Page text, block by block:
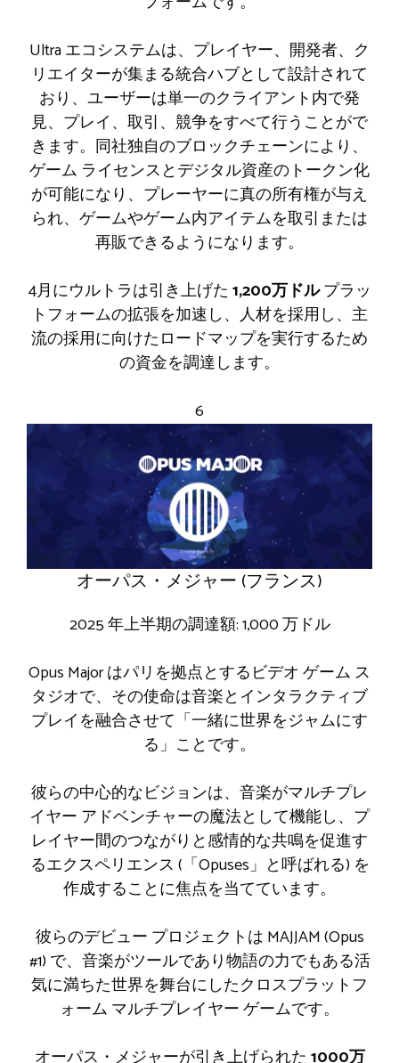
Ultra エコシステムは、プレイヤー、開発者、ク
リエイターが集まる統合ハブとして設計されて
おり、ユーザーは単一のクライアント内で発
見、プレイ、取引、競争をすべて行うことがで
きます。同社独自のブロックチェーンにより、
ゲーム ライセンスとデジタル資産のトークン化
が可能になり、プレーヤーに真の所有権が与え
られ、ゲームやゲーム内アイテムを取引または
再販できるようになります。
4月にウルトラは引き上げた1,200万ドルプラッ
トフォームの拡張を加速し、人材を採用し、主
流の採用に向けたロードマップを実行するため
の資金を調達します。
6
オーパス・メジャー (フランス)
2025 年上半期の調達額: 1,000 万ドル
Opus Major はパリを拠点とするビデオ ゲーム ス
タジオで、その使命は音楽とインタラクティブ
プレイを融合させて「一緒に世界をジャムにす
る」ことです。
彼らの中心的なビジョンは、音楽がマルチプレ
イヤー アドベンチャーの魔法として機能し、プ
レイヤー間のつながりと感情的な共鳴を促進す
るエクスペリエンス (「Opuses」と呼ばれる) を
作成することに焦点を当てています。
彼らのデビュー プロジェクトは MAJJAM (Opus
#1) で、音楽がツールであり物語の力でもある活
気に満ちた世界を舞台にしたクロスプラットフ
ォーム マルチプレイヤー ゲームです。
オーパス・メジャーが引き上げられた 1000万